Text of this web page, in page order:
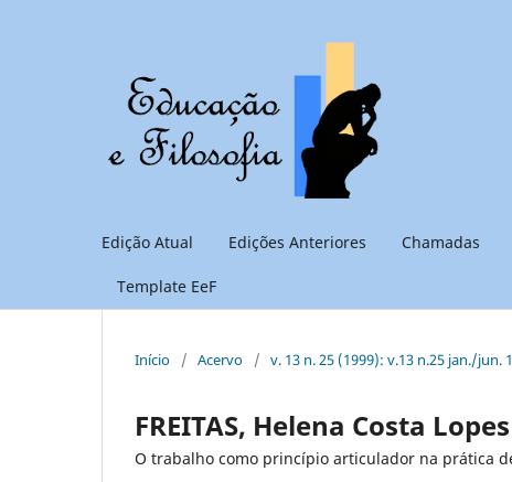
Edição Atual Edições Anteriores Chamadas
Template EeF
Início / Acervo / v. 13 n. 25 (1999): v.13 n.25 jan./jun.
FREITAS, Helena Costa
O trabalho como princípio articulador na prática